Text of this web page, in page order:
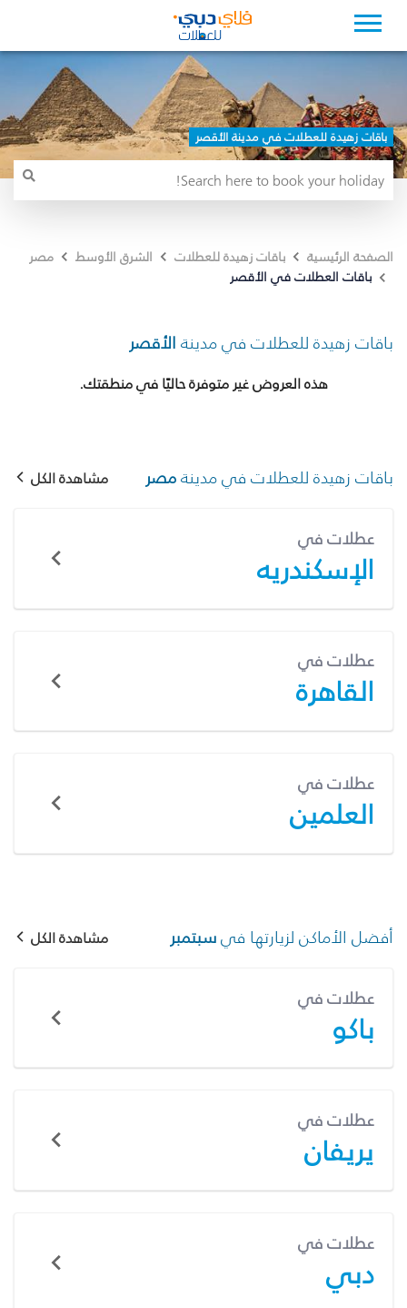
باقات زهيدة للعطلات في مدينة الأقصر
الصفحة الرئيسية باقات زهيدة للعطلات الشرق الأوسط
مصر
باقات العطلات في الأقصر
باقات زهيدة للعطلات في مدينة الأقصر
هذه العروض غير متوفرة حاليًا في منطقتك.
باقات زهيدة للعطلات في مدينةمصر مشاهدة الكل
عطلات في
الإسكندريه
عطلات في
القاهرة
عطلات في
العلمين
أفضل الأماكن لزيارتها فيسبتمبر مشاهدة الكل
عطلات في
باكو
عطلات في
يريفان
عطلات في
دبي